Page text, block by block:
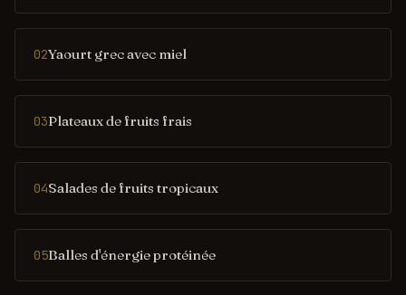
02Yaourt grec avec miel
03Plateaux de fruits frais
04Salades de fruits tropicaux
05Balles d'énergie protéinée